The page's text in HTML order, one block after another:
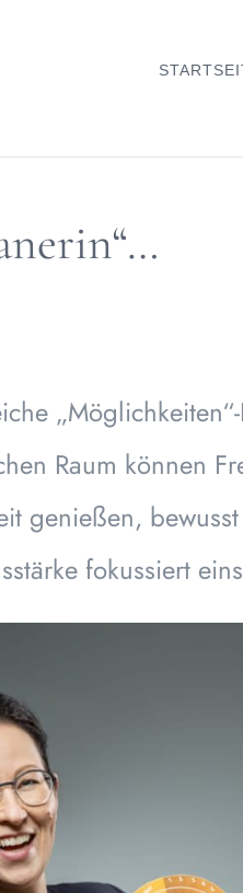
Raum können
genießen,
fokussiert